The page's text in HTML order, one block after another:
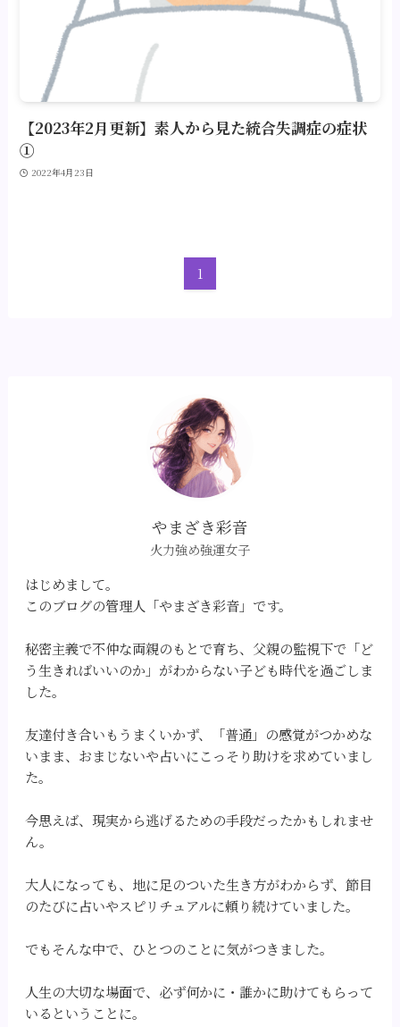
【2023年2月更新】素人から見た統合失調症の症状
①
2022年4月23日
1
やまざき彩音
火力強め強運女子
はじめまして。
このブログの管理人「やまざき彩音」です。
秘密主義で不仲な両親のもとで育ち、父親の監視下で「ど
う生きればいいのか」がわからない子ども時代を過ごしま
した。
友達付き合いもうまくいかず、「普通」の感覚がつかめな
いまま、おまじないや占いにこっそり助けを求めていまし
た。
今思えば、現実から逃げるための手段だったかもしれませ
ん。
大人になっても、地に足のついた生き方がわからず、節目
のたびに占いやスピリチュアルに頼り続けていました。
でもそんな中で、ひとつのことに気がつきました。
人生の大切な場面で、必ず何かに・誰かに助けてもらって
いるということに。